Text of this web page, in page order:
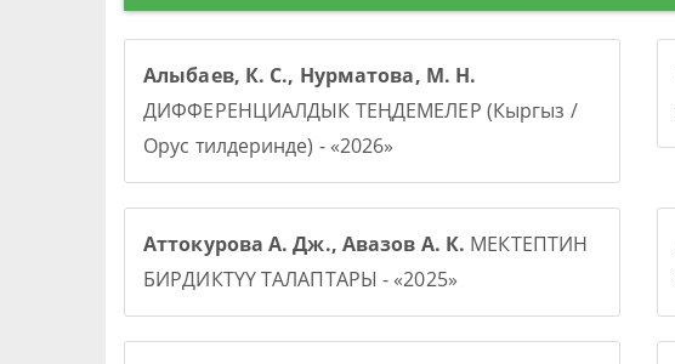
Алыбаев, К. С., Нурматова, М. Н.
ДИФФЕРЕНЦИАЛДЫК ТЕҢДЕМЕЛЕР (Кыргыз /
Орус тилдеринде) - «2026»
Аттокурова А. Дж., Авазов А. К. МЕКТЕПТИН
БИРДИКТҮҮ ТАЛАПТАРЫ - «2025»